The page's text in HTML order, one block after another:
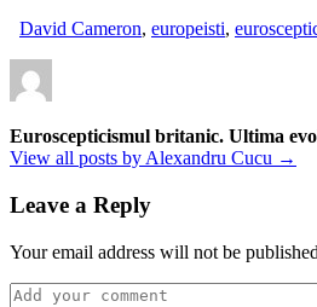
David Cameron, europeisti,
Euroscepticismul britanic. Ultima
View all posts by Alexandru Cucu →
Leave a Reply
Your email address will not be